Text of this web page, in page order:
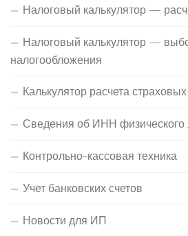
Налоговый калькулятор —
Налоговый калькулятор —
налогообложения
Калькулятор расчета
Сведения об ИНН физического
Контрольно-кассовая техника
Учет банковских счетов
Новости для ИП